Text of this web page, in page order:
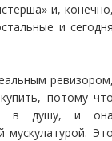
и,
и
потому
в душу, и
мускулатурой.